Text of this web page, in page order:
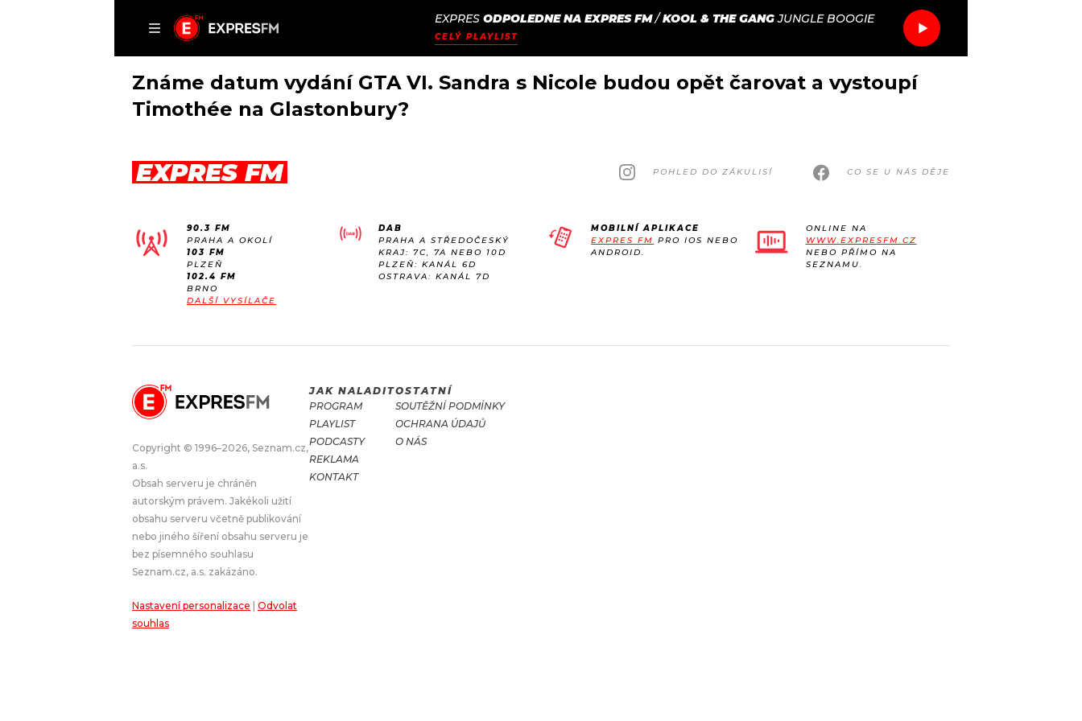
JAK
NALADIT
EXPRES ODPOLEDNE NA EXPRES FM/KOOL & THE GANG JUNGLE BOOGIE
CELÝ PLAYLIST
ČLÁNKY
HUDBA
ROZHOVORY
#NEBUDUDOMA
KALENDÁŘ
JAK NALADIT
APLIKACE
PROGRAM
SOUTĚŽE
Známe datum vydání GTA VI. Sandra s Nicole budou opět čarovat a vystoupí
Timothée na Glastonbury?
EXPRES FM POHLED DO ZÁKULISÍ CO SE U NÁS DĚJE
90.3 FM
PRAHA A OKOLÍ
103 FM
PLZEŇ
102.4 FM
BRNO
DALŠÍ VYSÍLAČE
DAB
PRAHA A STŘEDOČESKÝ
KRAJ: 7C, 7A NEBO 10D
PLZEŇ: KANÁL 6D
OSTRAVA: KANÁL 7D
MOBILNÍ APLIKACE
EXPRES FM PRO IOS NEBO
ANDROID.
ONLINE NA
WWW.EXPRESFM.CZ
NEBO PŘÍMO NA
SEZNAMU.
Copyright © 1996–2026, Seznam.cz,
a.s.
Obsah serveru je chráněn
autorským právem. Jakékoli užití
obsahu serveru včetně publikování
nebo jiného šíření obsahu serveru je
bez písemného souhlasu
Seznam.cz, a.s. zakázáno.
Nastavení personalizace
Odvolat
souhlas
JAK NALADIT
PROGRAM
PLAYLIST
PODCASTY
REKLAMA
KONTAKT
OSTATNÍ
SOUTĚŽNÍ PODMÍNKY
OCHRANA ÚDAJŮ
O NÁS